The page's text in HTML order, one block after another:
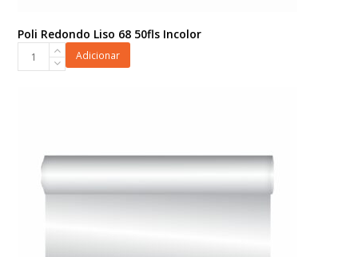
Poli Redondo Liso 68 50fls Incolor
Redondo
Adicionar